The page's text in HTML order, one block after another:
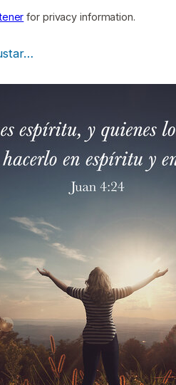
for privacy information.